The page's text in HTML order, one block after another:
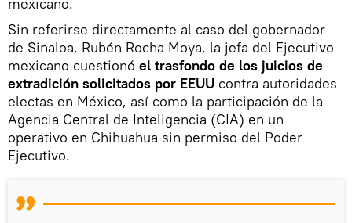
Sin referirse directamente al caso del gobernador
de Sinaloa, Rubén Rocha Moya, la jefa del Ejecutivo
mexicano cuestionó el trasfondo de los juicios de
extradición solicitados por EEUU contra autoridades
electas en México, así como la participación de la
Agencia Central de Inteligencia (CIA) en un
operativo en Chihuahua sin permiso del Poder
Ejecutivo.